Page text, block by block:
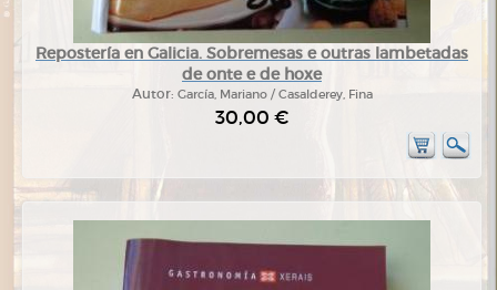
Repostería en Galicia. Sobremesas e outras lambetadas
de onte e de hoxe
Autor: García, Mariano / Casalderey, Fina
30,00 €